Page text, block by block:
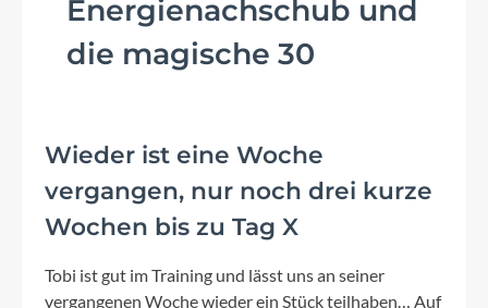
Energienachschub und
die magische 30
Wieder ist eine Woche
vergangen, nur noch drei kurze
Wochen bis zu Tag X
Tobi ist gut im Training und lässt uns an seiner
vergangenen Woche wieder ein Stück teilhaben… Auf